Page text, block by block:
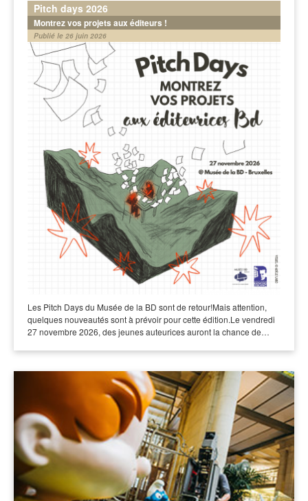
Pitch days 2026
Montrez vos projets aux éditeurs !
Publié le 26 juin 2026
Les Pitch Days du Musée de la BD sont de retour!Mais attention,
quelques nouveautés sont à prévoir pour cette édition.Le vendredi
27 novembre 2026, des jeunes auteurices auront la chance de…